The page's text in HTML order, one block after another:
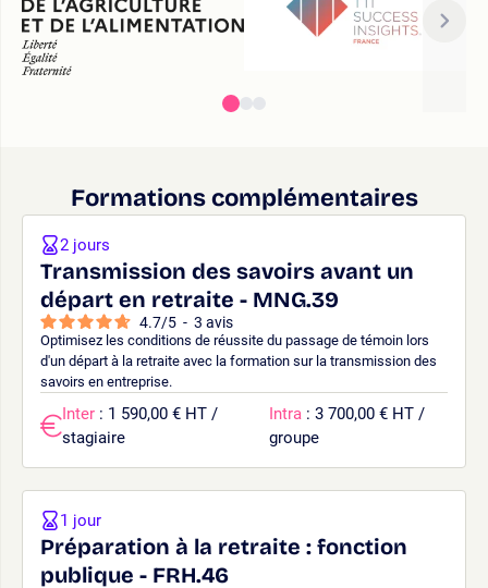
Formations complémentaires
Transmission des savoirs avant un
départ en retraite - MNG.39
4.7/5 - 3 avis
Optimisez les conditions de réussite du passage de témoin lors
d'un départ à la retraite avec la formation sur la transmission des
savoirs en entreprise.
2 jours
Inter : 1 590,00 € HT /
stagiaire
Intra : 3 700,00 € HT /
groupe
Préparation à la retraite : fonction
publique - FRH.46
1 jour